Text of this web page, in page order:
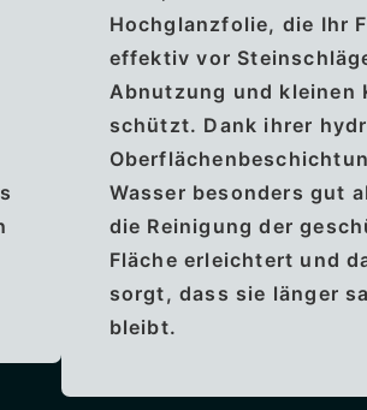
Hochglanzfolie, die Ihr
effektiv vor
Abnutzung und kleinen
schützt. Dank ihrer
Wasser besonders gut
die Reinigung der
Fläche erleichtert und
sorgt, dass sie länger
bleibt.